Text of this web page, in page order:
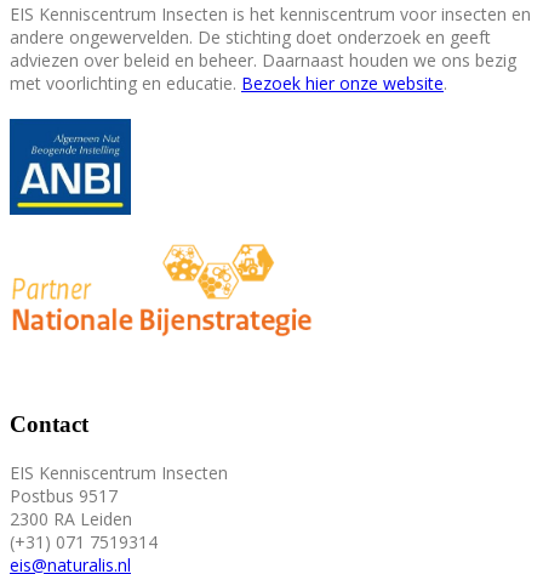
EIS Kenniscentrum Insecten is het kenniscentrum voor insecten en
andere ongewervelden. De stichting doet onderzoek en geeft
adviezen over beleid en beheer. Daarnaast houden we ons bezig
met voorlichting en educatie. Bezoek hier onze website.
Contact
EIS Kenniscentrum Insecten
Postbus 9517
2300 RA Leiden
(+31) 071 7519314
eis@naturalis.nl